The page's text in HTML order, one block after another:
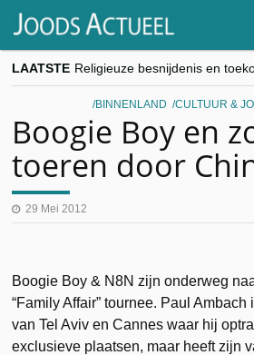
LAATSTE
BINNENLAND CULTUUR &
Boogie Boy en
toeren door
29 Mei 2012
Boogie Boy & N8N zijn onderweg
“Family Affair” tournee. Paul Ambach
van Tel Aviv en Cannes waar hij
exclusieve plaatsen, maar heeft zijn